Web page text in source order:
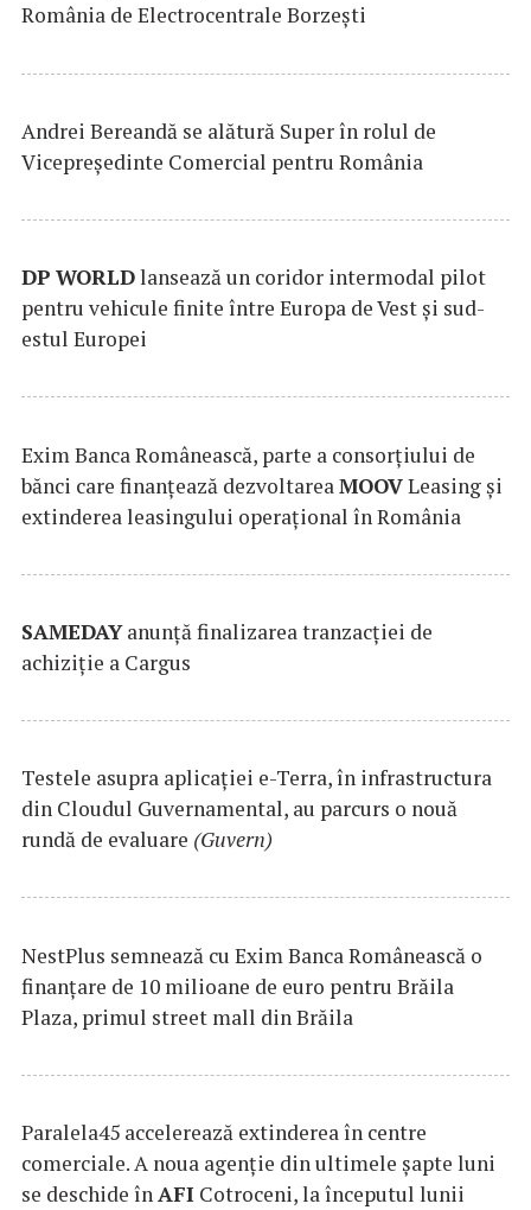
România de Electrocentrale Borzești
Andrei Bereandă se alătură Super în rolul de
Vicepreședinte Comercial pentru România
DP WORLDlansează un coridor intermodal pilot
pentru vehicule finite între Europa de Vest și sud-
estul Europei
Exim Banca Românească, parte a consorțiului de
bănci care finanțează dezvoltarea MOOVLeasing și
extinderea leasingului operațional în România
SAMEDAYanunță finalizarea tranzacției de
achiziție a Cargus
Testele asupra aplicaţiei e-Terra, în infrastructura
din Cloudul Guvernamental, au parcurs o nouă
rundă de evaluare (Guvern)
NestPlus semnează cu Exim Banca Românească o
finanțare de 10 milioane de euro pentru Brăila
Plaza, primul street mall din Brăila
Paralela45 accelerează extinderea în centre
comerciale. A noua agenție din ultimele șapte luni
se deschide înAFI Cotroceni, la începutul lunii